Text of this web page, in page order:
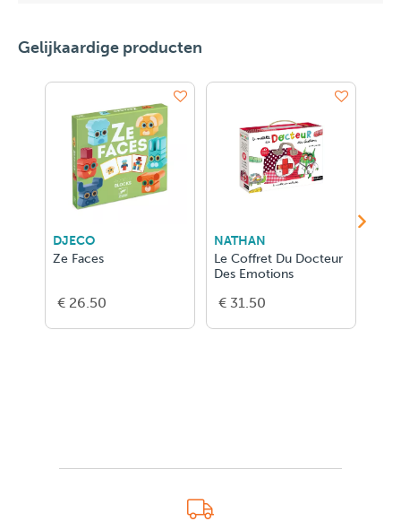
Gelijkaardige producten
DJECO
Ze Faces
€ 26.50
NATHAN
Le Coffret Du Docteur
Des Emotions
€ 31.50